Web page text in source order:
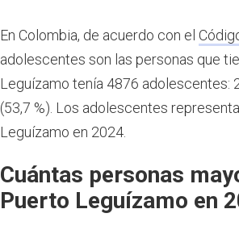
En Colombia, de acuerdo con el
adolescentes son las personas que
Leguízamo tenía 4876 adolescentes:
(53,7 %). Los adolescentes
Leguízamo en 2024.
Cuántas personas
Puerto Leguízamo en